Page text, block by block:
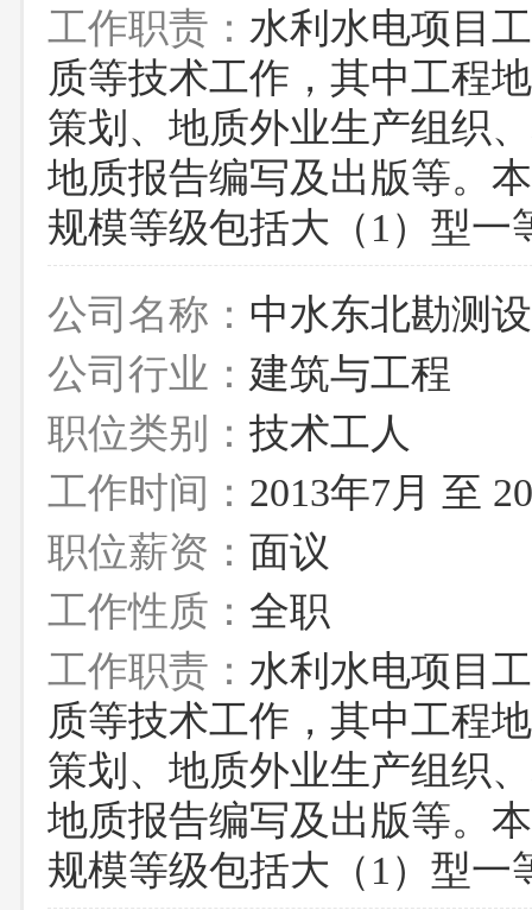
工作职责： 水利水电项目
质等技术工作，其中工程
策划、地质外业生产组织
地质报告编写及出版等。
规模等级包括大（1）型一
公司名称： 中水东北勘测
公司行业： 建筑与工程
职位类别： 技术工人
工作时间： 2013年7月 至
职位薪资： 面议
工作性质： 全职
工作职责： 水利水电项目
质等技术工作，其中工程
策划、地质外业生产组织
地质报告编写及出版等。
规模等级包括大（1）型一